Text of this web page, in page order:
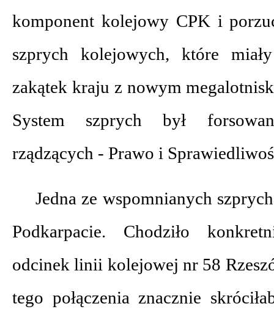
komponent kolejowy CPK i
szprych kolejowych, które
zakątek kraju z nowym
System szprych był
rządzących - Prawo i
Jedna ze wspomnianych
Podkarpacie. Chodziło
odcinek linii kolejowej nr 58
tego połączenia znacznie